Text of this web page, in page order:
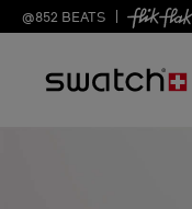
@852 BEATS